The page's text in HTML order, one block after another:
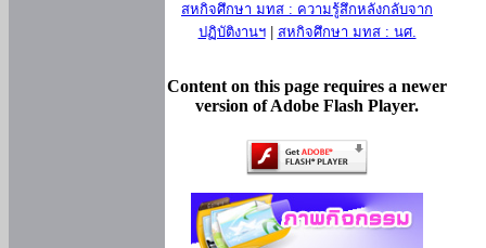
สหกิจศึกษา มทส : ความรู้สึกหลังกลับจาก
ปฏิบัติงานฯ| สหกิจศึกษา มทส : นศ.
Content on this page requires a newer
version of Adobe Flash Player.